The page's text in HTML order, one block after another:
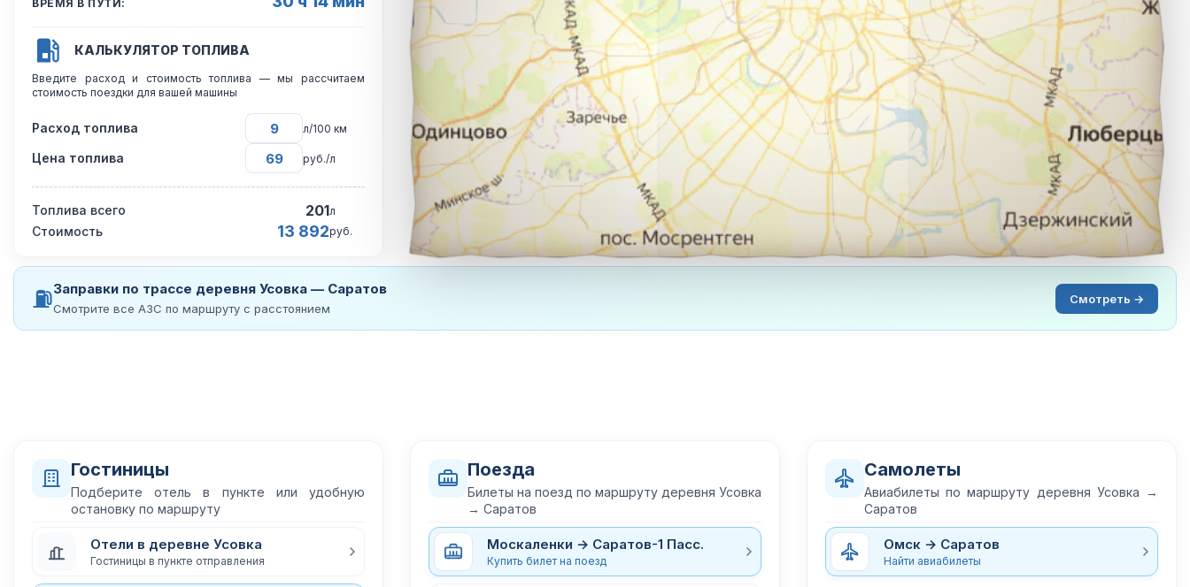
ВРЕМЯ В ПУТИ:
КАЛЬКУЛЯТОР ТОПЛИВА
Введите расход и стоимость топлива — мы рассчитаем
стоимость поездки для вашей машины
Расход топлива л/100 км
Цена топлива руб./л
Топлива всего 201л
Стоимость 13 892руб.
⛽Заправки по трассе деревня Усовка — Саратов
Смотрите все АЗС по маршруту с расстоянием
Смотреть →
Гостиницы
Подберите отель в пункте или удобную
остановку по маршруту
Отели в деревне Усовка
Гостиницы в пункте отправления
Поезда
Билеты на поезд по маршруту деревня Усовка
→ Саратов
Москаленки → Саратов-1 Пасс.
Купить билет на поезд
Самолеты
Авиабилеты по маршруту деревня Усовка →
Саратов
Омск → Саратов
Найти авиабилеты